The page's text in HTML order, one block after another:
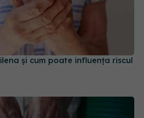
și cum poate influența riscul